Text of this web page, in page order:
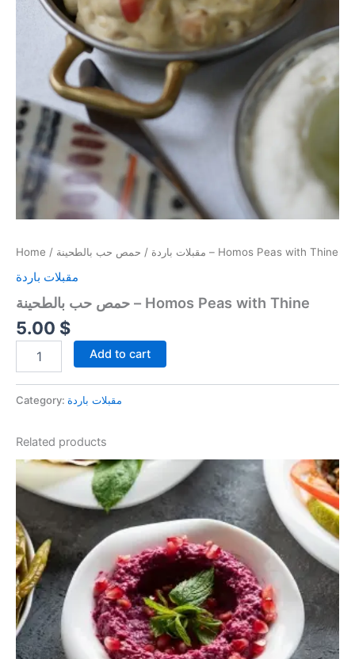
Home / مقبلات باردة / حمص حب بالطحينة – Homos Peas with Thine
مقبلات باردة
حمص حب بالطحينة – Homos Peas with Thine
5.00 $
Add to cart
Category: مقبلات باردة
Related products